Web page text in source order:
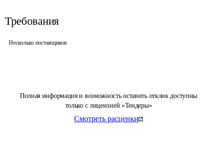
Полная информация и возможность оставить отклик доступны
только с лицензией «Тендеры»
Смотреть расценки
Требования
Несколько поставщиков